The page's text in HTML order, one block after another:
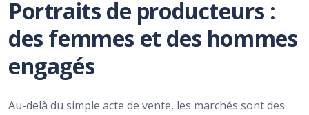
Portraits de producteurs :
des femmes et des hommes
engagés
Au-delà du simple acte de vente, les marchés sont des